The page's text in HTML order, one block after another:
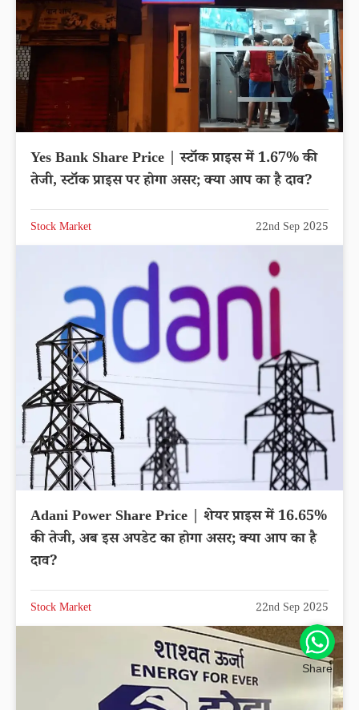
Yes Bank Share Price | स्टॉक प्राइस में 1.67% की
तेजी, स्टॉक प्राइस पर होगा असर; क्या आप का है दाव?
Stock Market 22nd Sep 2025
Adani Power Share Price | शेयर प्राइस में 16.65%
की तेजी, अब इस अपडेट का होगा असर; क्या आप का है
दाव?
Stock Market 22nd Sep 2025
Share